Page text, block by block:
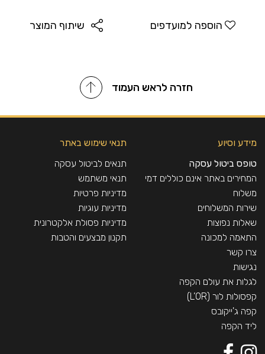
הוספה למועדפים שיתוף המוצר
חזרה לראש העמוד
מידע וסיוע
טופס ביטול עסקה
המחירים באתר אינם כוללים דמי
משלוח
שירות המשלוחים
שאלות נפוצות
התאמה למכונה
צרו קשר
נגישות
לגלות את עולם הקפה
קפסולות לור (L’OR)
קפה ג'ייקובס
ליד הקפה
תנאי שימוש באתר
תנאים לביטול עסקה
תנאי משתמש
מדיניות פרטיות
מדיניות עוגיות
מדיניות פסולת אלקטרונית
תקנון מבצעים והטבות